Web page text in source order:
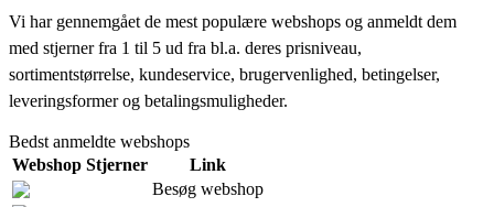
Vi har gennemgået de mest populære webshops og anmeldt dem
med stjerner fra 1 til 5 ud fra bl.a. deres prisniveau,
sortimentstørrelse, kundeservice, brugervenlighed, betingelser,
leveringsformer og betalingsmuligheder.
Bedst anmeldte webshops
Webshop Stjerner
Link
Besøg webshop